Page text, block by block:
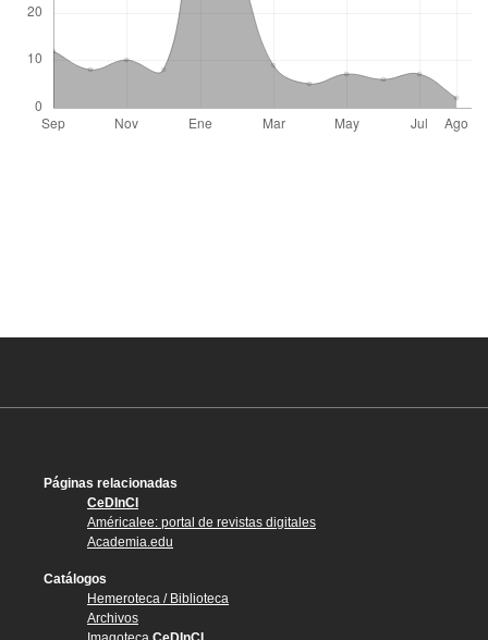
Páginas relacionadas
CeDInCI
Américalee: portal de revistas digitales
Academia.edu
Catálogos
Hemeroteca / Biblioteca
Archivos